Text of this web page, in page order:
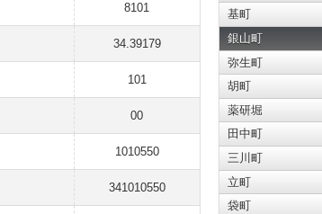
8101
34.39179
101
00
1010550
341010550
基町
銀山町
弥生町
胡町
薬研堀
田中町
三川町
立町
袋町